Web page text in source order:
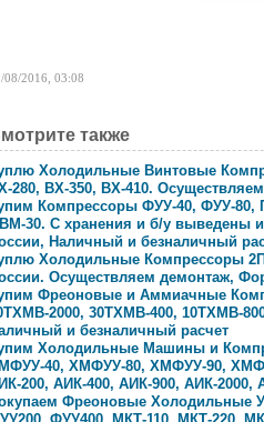
08/2016, 03:08
также
Холодильные Винтовые
280, ВХ-350, ВХ-410.
Компрессоры ФУУ-40, ФУУ-80,
30. С хранения и б/у выведены
Наличный и безналичный
Холодильные Компрессоры
Осуществляем демонтаж,
Фреоновые и Аммиачные
2000, 30ТХМВ-400, 10ТХМВ-
и безналичный расчет
Холодильные Машины и
40, ХМФУУ-80, ХМФУУ-90,
200, АИК-400, АИК-900, АИК-2000,
Фреоновые Холодильные